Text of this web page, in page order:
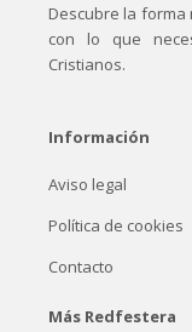
Descubre la forma
con lo que
Cristianos.
Información
Aviso legal
Política de cookies
Contacto
Más Redfestera